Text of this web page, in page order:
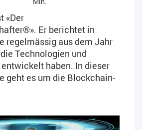
«Der
Er berichtet in
regelmässig aus dem Jahr
Technologien und
haben. In dieser
geht es um die Blockchain-